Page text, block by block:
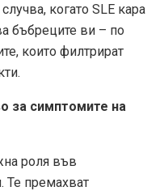
когато SLE кара
бъбреците ви – по
които филтрират
за симптомите на
роля във
Те премахват